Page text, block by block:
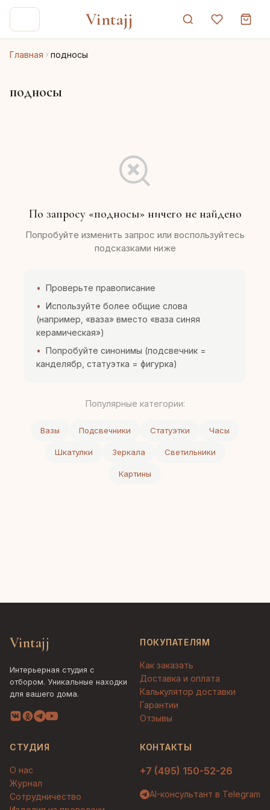
Vintajj
Главная подносы
подносы
По запросу «подносы» ничего не найдено
Попробуйте изменить запрос или воспользуйтесь
подсказками ниже
Проверьте правописание
Используйте более общие слова
(например, «ваза» вместо «ваза синяя
керамическая»)
Попробуйте синонимы (подсвечник =
канделябр, статуэтка = фигурка)
Популярные категории:
Вазы Подсвечники Статуэтки Часы
Шкатулки Зеркала Светильники
Картины
Vintajj
Интерьерная студия с
отбором. Уникальные находки
для вашего дома.
ПОКУПАТЕЛЯМ
Как заказать
Доставка и оплата
Калькулятор доставки
Гарантии
Отзывы
СТУДИЯ
О нас
Журнал
Сотрудничество
КОНТАКТЫ
+7 (495) 150-52-26
AI-консультант в Telegram